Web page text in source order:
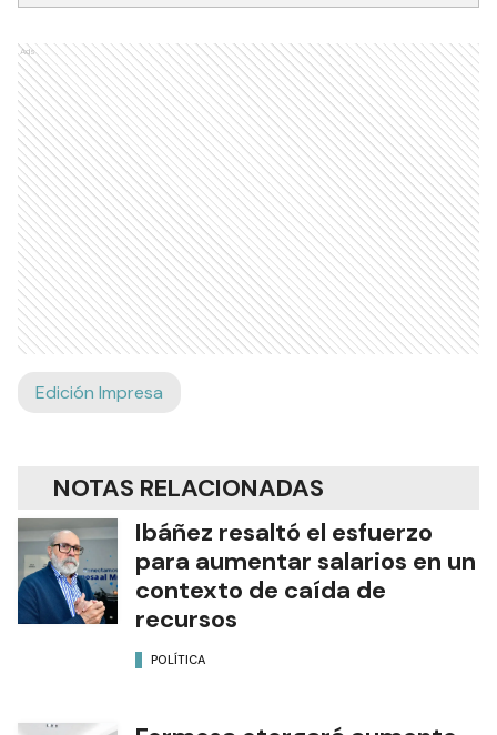
Ads
Edición Impresa
NOTAS RELACIONADAS
Ibáñez resaltó el esfuerzo
para aumentar salarios en un
contexto de caída de
recursos
POLÍTICA